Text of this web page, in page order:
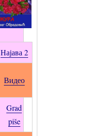
Најава 2
Видео
Grad
piše